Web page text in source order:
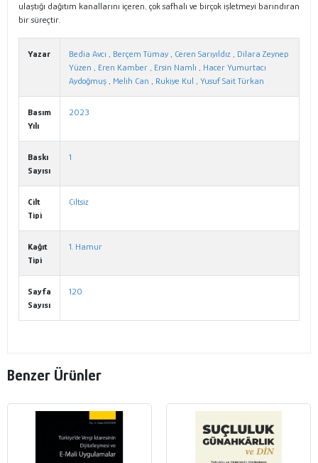
ulaştığı dağıtım kanallarını içeren, çok safhalı ve birçok işletmeyi barındıran
bir süreçtir.
Yazar Bedia Avcı , Berçem Tümay , Ceren Sarıyıldız , Dilara Zeynep
Yüzen , Eren Kamber , Ersin Namlı , Hacer Yumurtacı
Aydoğmuş , Melih Can , Rukiye Kul , Yusuf Sait Türkan
Basım
Yılı
2023
Baskı
Sayısı
1
Cilt
Tipi
Ciltsiz
Kağıt
Tipi
1. Hamur
Sayfa
Sayısı
120
Benzer Ürünler